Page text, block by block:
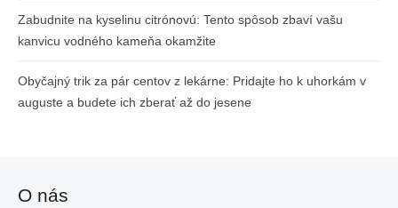
Zabudnite na kyselinu citrónovú: Tento spôsob zbaví vašu
kanvicu vodného kameňa okamžite
Obyčajný trik za pár centov z lekárne: Pridajte ho k uhorkám v
auguste a budete ich zberať až do jesene
O nás